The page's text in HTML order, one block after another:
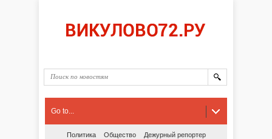
Go to...
Политика Общество
Дежурный репортер